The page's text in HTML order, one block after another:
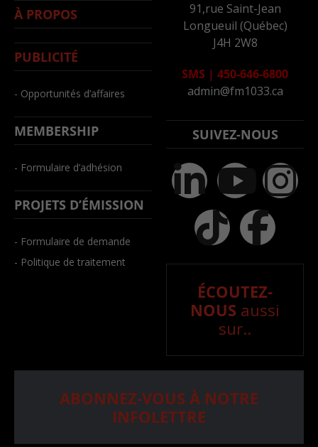
À PROPOS
PUBLICITÉ
- Opportunités d’affaires
MEMBERSHIP
- Formulaire d’adhésion
PROJETS D’ÉMISSION
- Formulaire de demande
- Politique de traitement
91,rue Saint-Jean
Longueuil (Québec)
J4H 2W8
SMS | 450-646-6800
admin@fm1033.ca
SUIVEZ-NOUS
ÉCOUTEZ-
NOUS aussi
sur..
ABONNEZ-VOUS À NOTRE
INFOLETTRE